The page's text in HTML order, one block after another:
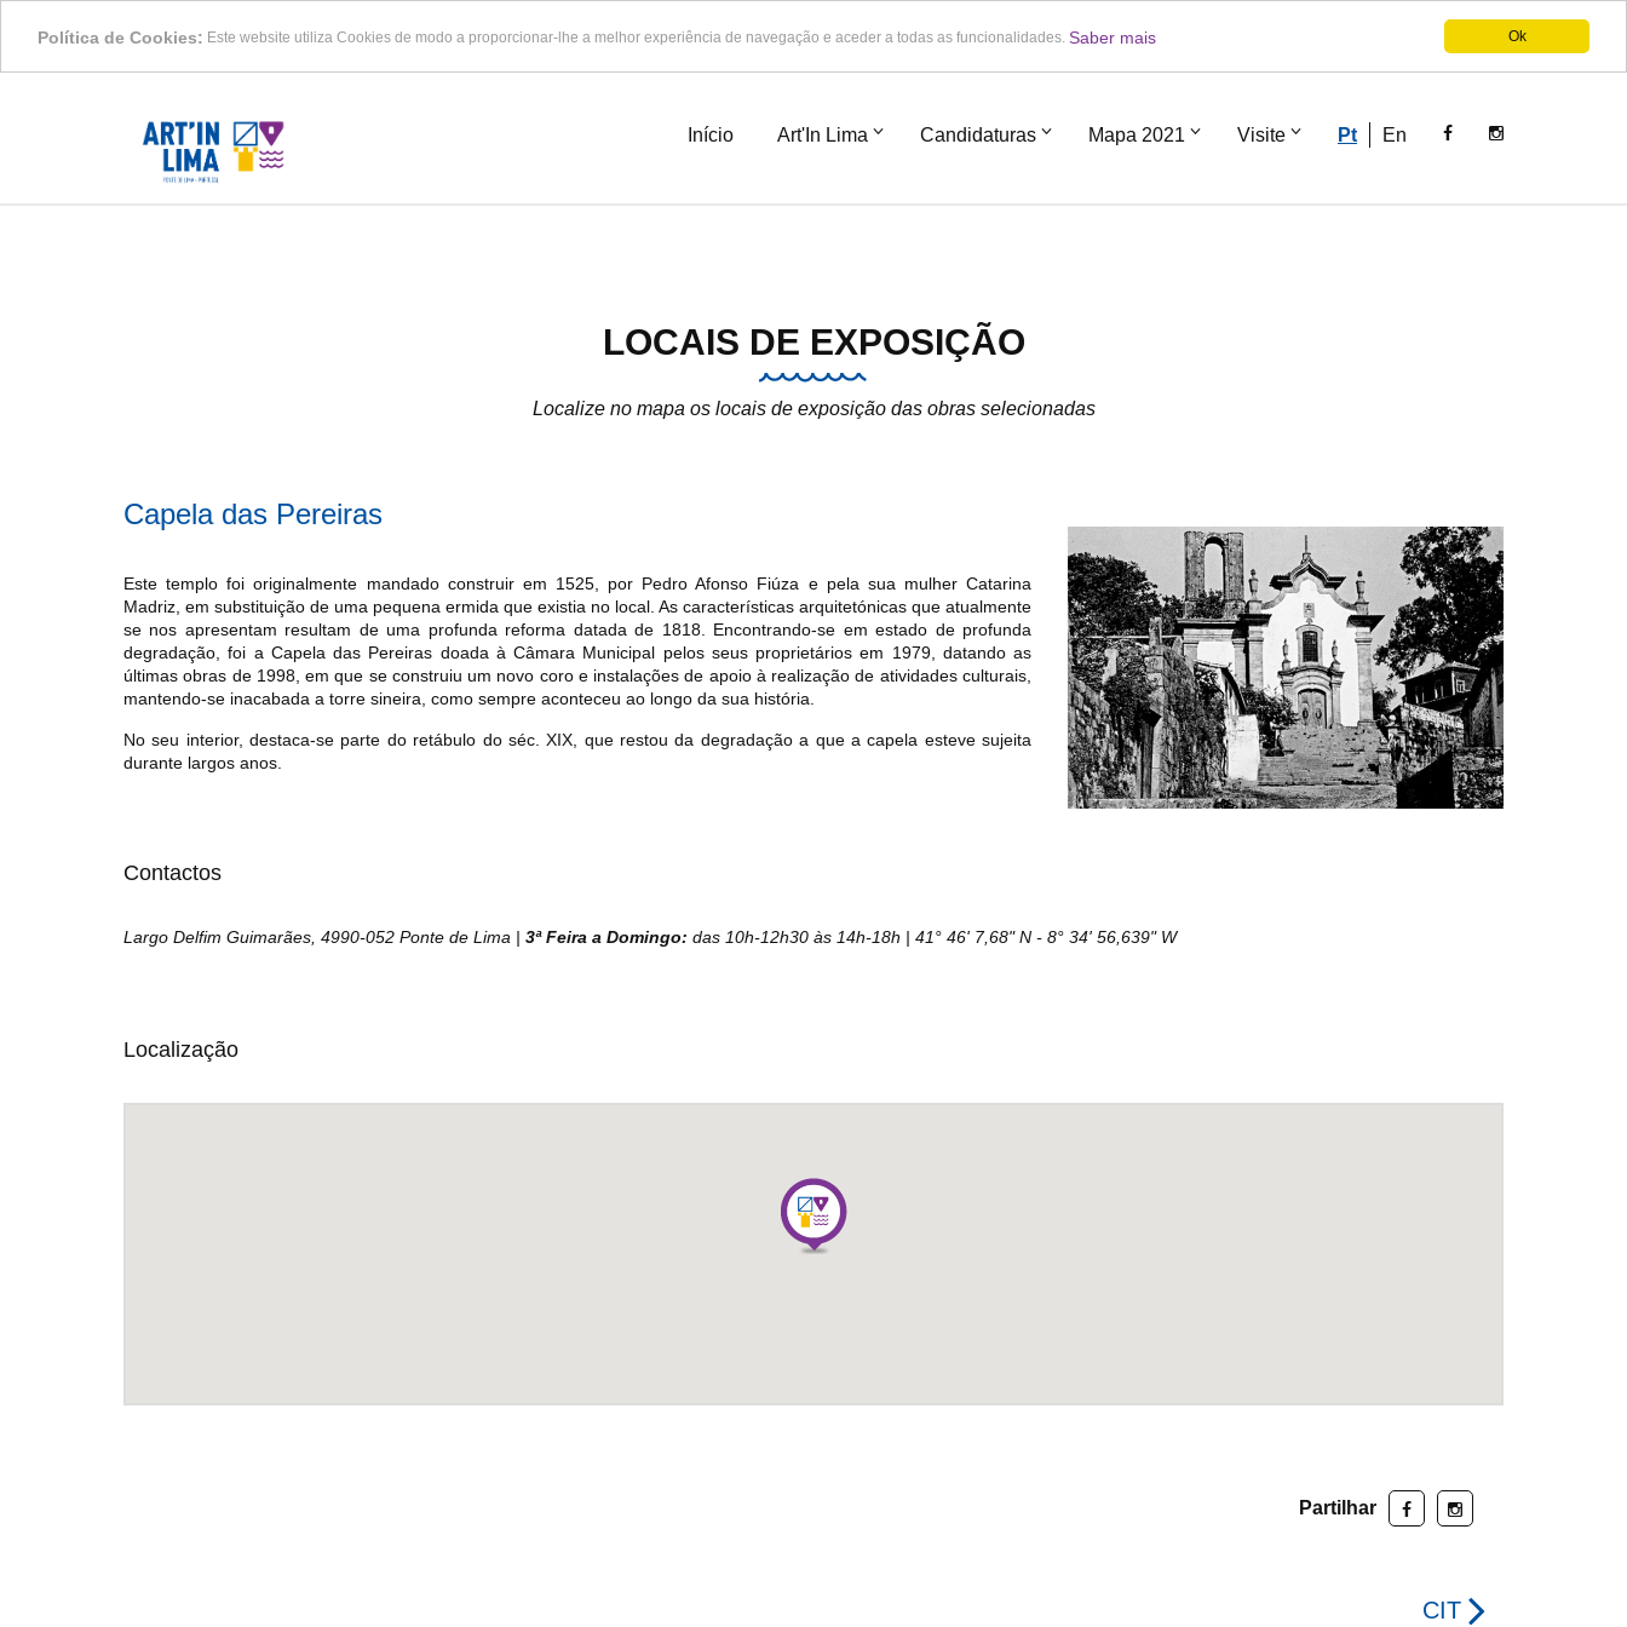
Ok
Política de Cookies: Este website utiliza Cookies de modo a proporcionar-lhe a melhor experiência de navegação e aceder a todas as funcionalidades. Saber mais
Início Art'In Lima Candidaturas Mapa 2021 Visite Pt En
LOCAIS DE EXPOSIÇÃO
Localize no mapa os locais de exposição das obras selecionadas
Capela das Pereiras
Este templo foi originalmente mandado construir em 1525, por Pedro Afonso Fiúza e pela sua mulher Catarina
Madriz, em substituição de uma pequena ermida que existia no local. As características arquitetónicas que atualmente
se nos apresentam resultam de uma profunda reforma datada de 1818. Encontrando-se em estado de profunda
degradação, foi a Capela das Pereiras doada à Câmara Municipal pelos seus proprietários em 1979, datando as
últimas obras de 1998, em que se construiu um novo coro e instalações de apoio à realização de atividades culturais,
mantendo-se inacabada a torre sineira, como sempre aconteceu ao longo da sua história.
No seu interior, destaca-se parte do retábulo do séc. XIX, que restou da degradação a que a capela esteve sujeita
durante largos anos.
Contactos
Largo Delfim Guimarães, 4990-052 Ponte de Lima | 3ª Feira a Domingo: das 10h-12h30 às 14h-18h | 41° 46' 7,68" N - 8° 34' 56,639" W
Localização
Partilhar
CIT